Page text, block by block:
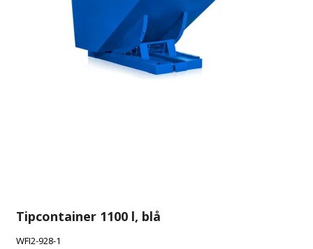
Tipcontainer 1100 l, blå
WFI2-928-1